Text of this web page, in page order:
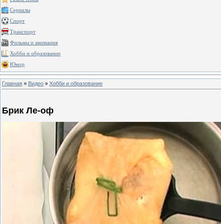
Сериалы
Спорт
Транспорт
Фильмы и анимация
Хобби и образование
Юмор
Главная » Видео » Хобби и образование
Брик Ле-оф